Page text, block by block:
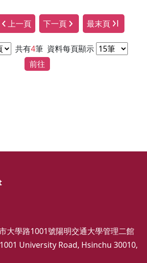
上一頁 下一頁 最末頁
共有4筆 資料每頁顯示
前往
大學路1001號陽明交通大學管理二館
1001 University Road, Hsinchu 30010,